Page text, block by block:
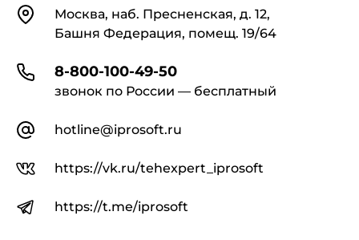
КонтактыМосква, наб. Пресненская, д. 12,
Башня Федерация, помещ. 19/64
8-800-100-49-50
звонок по России — бесплатный
hotline@iprosoft.ru
https://vk.ru/tehexpert_iprosoft
https://t.me/iprosoft